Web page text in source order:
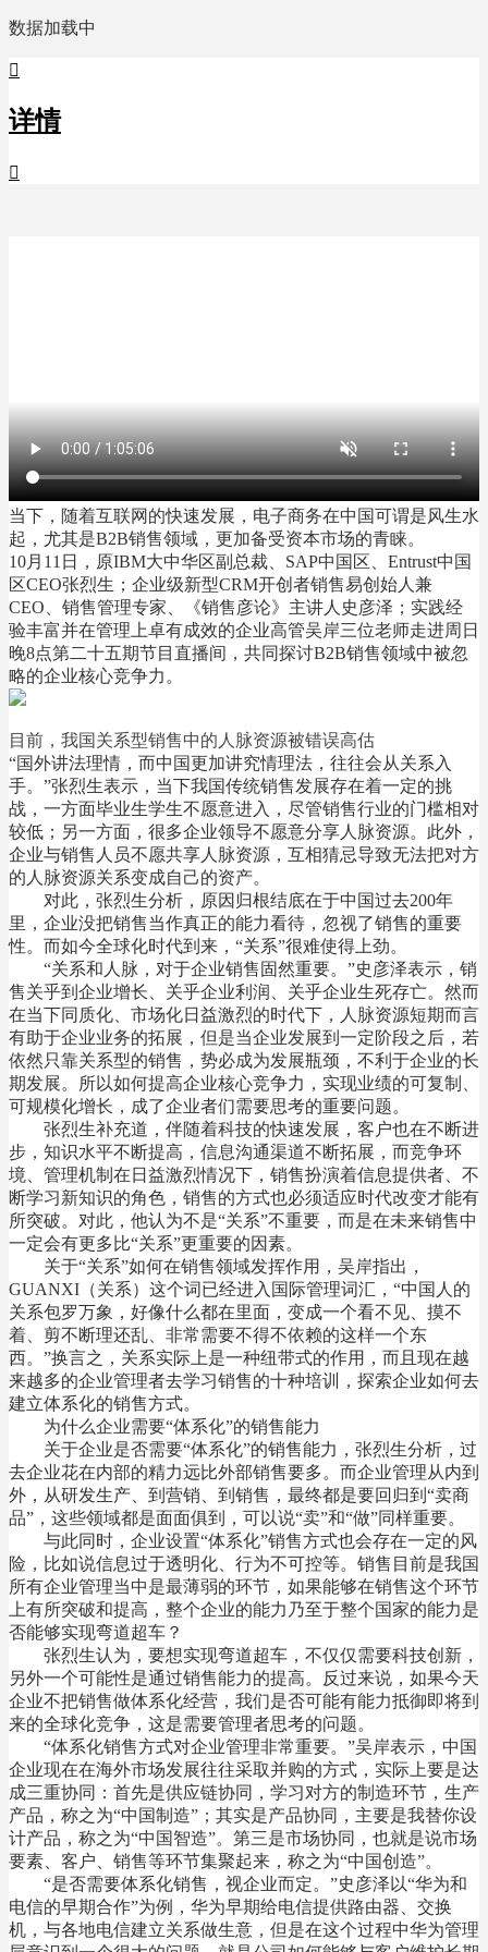
数据加载中

详情

当下，随着互联网的快速发展，电子商务在中国可谓是风生水
起，尤其是B2B销售领域，更加备受资本市场的青睐。
10月11日，原IBM大中华区副总裁、SAP中国区、Entrust中国
区CEO张烈生；企业级新型CRM开创者销售易创始人兼
CEO、销售管理专家、《销售彦论》主讲人史彦泽；实践经
验丰富并在管理上卓有成效的企业高管吴岸三位老师走进周日
晚8点第二十五期节目直播间，共同探讨B2B销售领域中被忽
略的企业核心竞争力。
目前，我国关系型销售中的人脉资源被错误高估
“国外讲法理情，而中国更加讲究情理法，往往会从关系入
手。”张烈生表示，当下我国传统销售发展存在着一定的挑
战，一方面毕业生学生不愿意进入，尽管销售行业的门槛相对
较低；另一方面，很多企业领导不愿意分享人脉资源。此外，
企业与销售人员不愿共享人脉资源，互相猜忌导致无法把对方
的人脉资源关系变成自己的资产。
对此，张烈生分析，原因归根结底在于中国过去200年
里，企业没把销售当作真正的能力看待，忽视了销售的重要
性。而如今全球化时代到来，“关系”很难使得上劲。
“关系和人脉，对于企业销售固然重要。”史彦泽表示，销
售关乎到企业增长、关乎企业利润、关乎企业生死存亡。然而
在当下同质化、市场化日益激烈的时代下，人脉资源短期而言
有助于企业业务的拓展，但是当企业发展到一定阶段之后，若
依然只靠关系型的销售，势必成为发展瓶颈，不利于企业的长
期发展。所以如何提高企业核心竞争力，实现业绩的可复制、
可规模化增长，成了企业者们需要思考的重要问题。
张烈生补充道，伴随着科技的快速发展，客户也在不断进
步，知识水平不断提高，信息沟通渠道不断拓展，而竞争环
境、管理机制在日益激烈情况下，销售扮演着信息提供者、不
断学习新知识的角色，销售的方式也必须适应时代改变才能有
所突破。对此，他认为不是“关系”不重要，而是在未来销售中
一定会有更多比“关系”更重要的因素。
关于“关系”如何在销售领域发挥作用，吴岸指出，
GUANXI（关系）这个词已经进入国际管理词汇，“中国人的
关系包罗万象，好像什么都在里面，变成一个看不见、摸不
着、剪不断理还乱、非常需要不得不依赖的这样一个东
西。”换言之，关系实际上是一种纽带式的作用，而且现在越
来越多的企业管理者去学习销售的十种培训，探索企业如何去
建立体系化的销售方式。
为什么企业需要“体系化”的销售能力
关于企业是否需要“体系化”的销售能力，张烈生分析，过
去企业花在内部的精力远比外部销售要多。而企业管理从内到
外，从研发生产、到营销、到销售，最终都是要回归到“卖商
品”，这些领域都是面面俱到，可以说“卖”和“做”同样重要。
与此同时，企业设置“体系化”销售方式也会存在一定的风
险，比如说信息过于透明化、行为不可控等。销售目前是我国
所有企业管理当中是最薄弱的环节，如果能够在销售这个环节
上有所突破和提高，整个企业的能力乃至于整个国家的能力是
否能够实现弯道超车？
张烈生认为，要想实现弯道超车，不仅仅需要科技创新，
另外一个可能性是通过销售能力的提高。反过来说，如果今天
企业不把销售做体系化经营，我们是否可能有能力抵御即将到
来的全球化竞争，这是需要管理者思考的问题。
“体系化销售方式对企业管理非常重要。”吴岸表示，中国
企业现在在海外市场发展往往采取并购的方式，实际上要是达
成三重协同：首先是供应链协同，学习对方的制造环节，生产
产品，称之为“中国制造”；其实是产品协同，主要是我替你设
计产品，称之为“中国智造”。第三是市场协同，也就是说市场
要素、客户、销售等环节集聚起来，称之为“中国创造”。
“是否需要体系化销售，视企业而定。”史彦泽以“华为和
电信的早期合作”为例，华为早期给电信提供路由器、交换
机，与各地电信建立关系做生意，但是在这个过程中华为管理